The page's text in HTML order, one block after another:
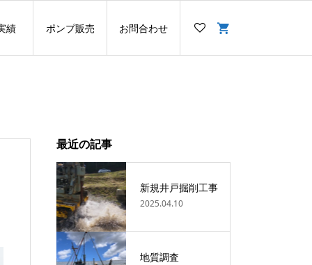
績 ポンプ販売 お問合わせ
最近の記事
新規井戸掘削工事
2025.04.10
地質調査